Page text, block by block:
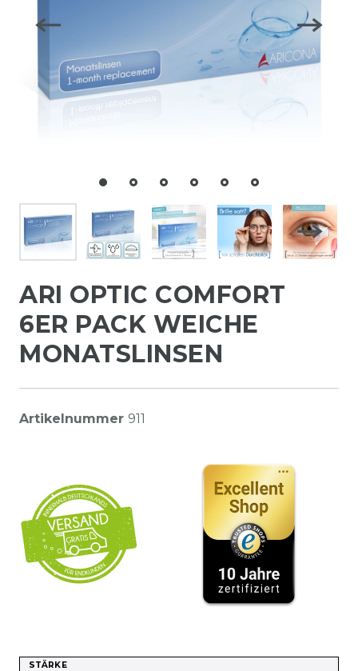
ARI OPTIC COMFORT
6ER PACK WEICHE
MONATSLINSEN
Artikelnummer 911
STÄRKE